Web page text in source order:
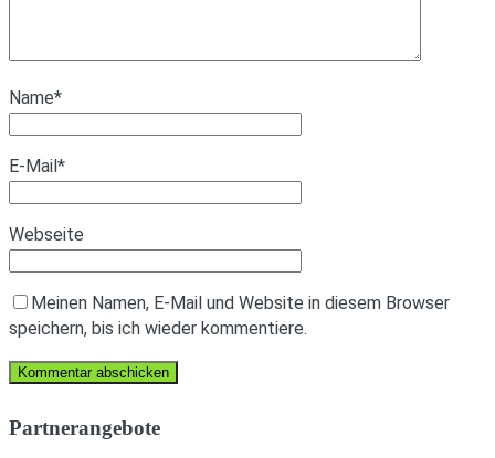
Name*
E-Mail *
Webseite
Meinen Namen, E-Mail und Website in diesem Browser
speichern, bis ich wieder kommentiere.
Partnerangebote